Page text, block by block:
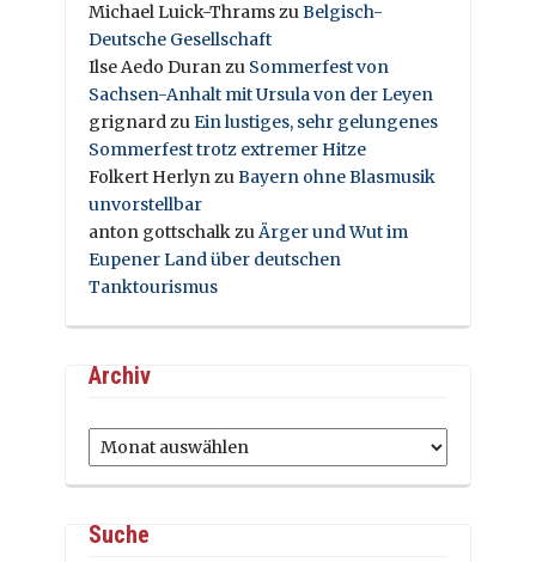
Michael Luick-ThramszuBelgisch-
Deutsche Gesellschaft
Ilse Aedo Duranzu Sommerfest von
Sachsen-Anhalt mit Ursula von der Leyen
grignardzuEin lustiges, sehr gelungenes
Sommerfest trotz extremer Hitze
Folkert HerlynzuBayern ohne Blasmusik
unvorstellbar
anton gottschalkzuÄrger und Wut im
Eupener Land über deutschen
Tanktourismus
Archiv
Archiv
Suche